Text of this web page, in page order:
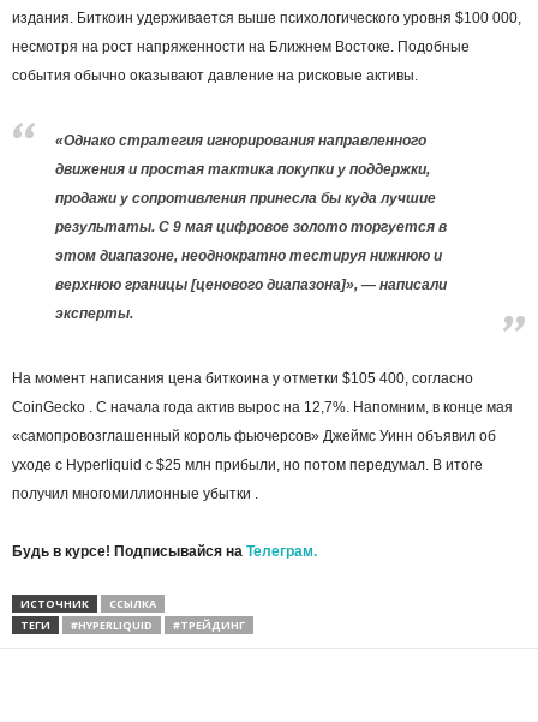
издания. Биткоин удерживается выше психологического уровня $100 000,
несмотря на рост напряженности на Ближнем Востоке. Подобные
события обычно оказывают давление на рисковые активы.
«Однако стратегия игнорирования направленного
движения и простая тактика покупки у поддержки,
продажи у сопротивления принесла бы куда лучшие
результаты. С 9 мая цифровое золото торгуется в
этом диапазоне, неоднократно тестируя нижнюю и
верхнюю границы [ценового диапазона]», — написали
эксперты.
На момент написания цена биткоина у отметки $105 400, согласно
CoinGecko . С начала года актив вырос на 12,7%. Напомним, в конце мая
«самопровозглашенный король фьючерсов» Джеймс Уинн объявил об
уходе с Hyperliquid с $25 млн прибыли, но потом передумал. В итоге
получил многомиллионные убытки .
Будь в курсе! Подписывайся на Телеграм.
ИСТОЧНИК
ССЫЛКА
ТЕГИ
#HYPERLIQUID #ТРЕЙДИНГ